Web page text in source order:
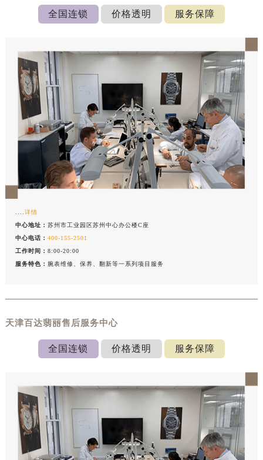
心介绍 联系我们
全国连锁 价格透明 服务保障
....详情
中心地址：苏州市工业园区苏州中心办公楼C座
中心电话：400-155-2501
工作时间：8:00-20:00
服务特色： 腕表维修、保养、翻新等一系列项目服务
天津百达翡丽售后服务中心
全国连锁 价格透明 服务保障